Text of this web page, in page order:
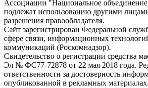
Ассоциации "Национальное
подлежат использованию другими
разрешения правообладателя.
Сайт зарегистрирован Федеральной
сфере связи, информационных
коммуникаций (Роскомнадзор).
Свидетельство о регистрации средства
Эл № ФС77-72878 от 22 мая 2018 года.
ответственности за достоверность
опубликованной в рекламных материалах.